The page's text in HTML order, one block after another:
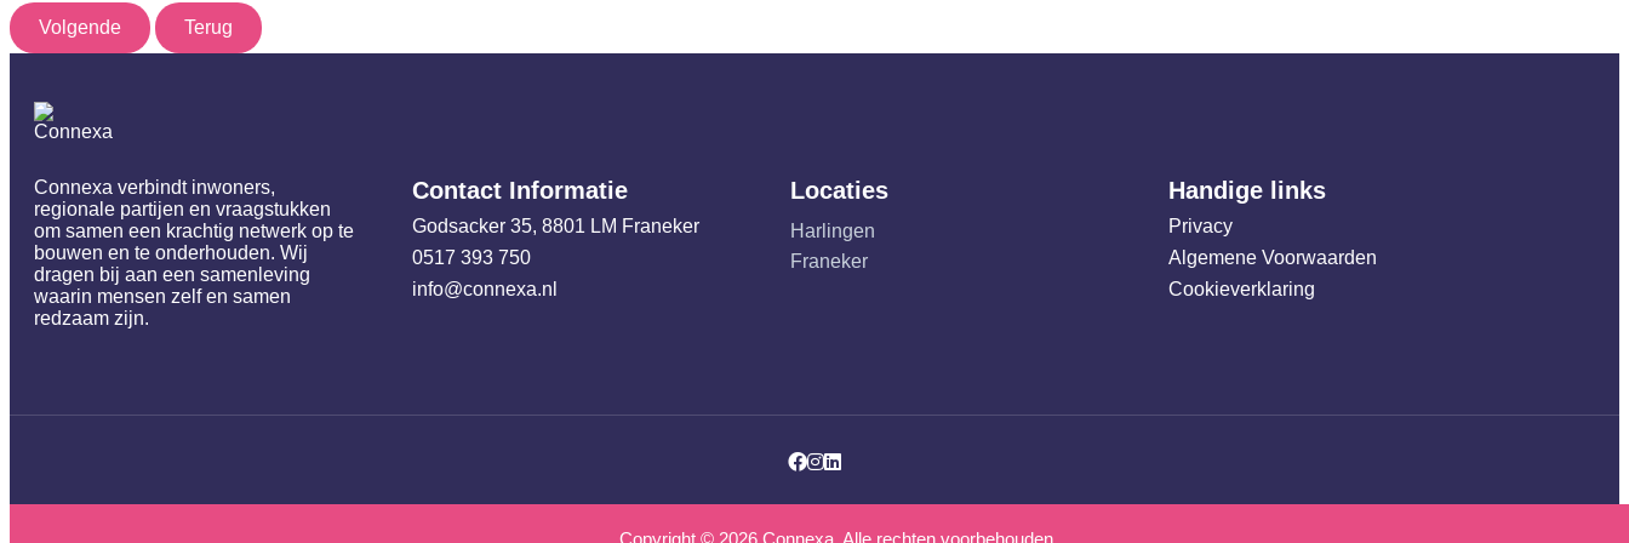
Volgende
Terug
Connexa verbindt inwoners,
regionale partijen en vraagstukken
om samen een krachtig netwerk op te
bouwen en te onderhouden. Wij
dragen bij aan een samenleving
waarin mensen zelf en samen
redzaam zijn.
Contact Informatie
Godsacker 35, 8801 LM Franeker
0517 393 750
info@connexa.nl
Locaties
Harlingen
Franeker
Handige links
Privacy
Algemene Voorwaarden
Cookieverklaring
Facebook
Instagram
LinkedIn
Copyright © 2026 Connexa. Alle rechten voorbehouden.